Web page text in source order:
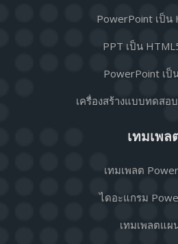
PowerPoint เป็น
PPT เป็น
PowerPoint เป็
เครื่องสร้างแบบทดส
เทมเพล
เทมเพลต
ไดอะแกรม
เทมเพลตแผ